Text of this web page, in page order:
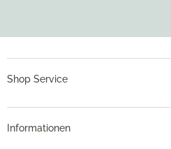
Shop Service
Informationen